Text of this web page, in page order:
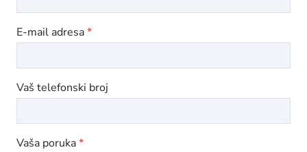
E-mail adresa*
Vaš telefonski broj
Vaša poruka*